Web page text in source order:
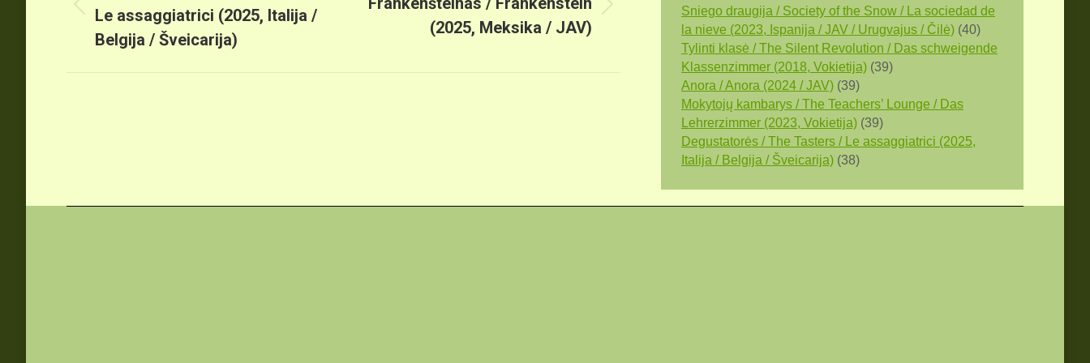
Previous
post:
Le assaggiatrici (2025, Italija /
Belgija / Šveicarija)
Next
(2025, Meksika / JAV)
Sniego draugija / Society of the Snow / La sociedad de
la nieve (2023, Ispanija / JAV / Urugvajus / Čilė) (40)
Tylinti klasė / The Silent Revolution / Das schweigende
Klassenzimmer (2018, Vokietija) (39)
Anora / Anora (2024 / JAV) (39)
Mokytojų kambarys / The Teachers’ Lounge / Das
Lehrerzimmer (2023, Vokietija) (39)
Degustatorės / The Tasters / Le assaggiatrici (2025,
Italija / Belgija / Šveicarija) (38)